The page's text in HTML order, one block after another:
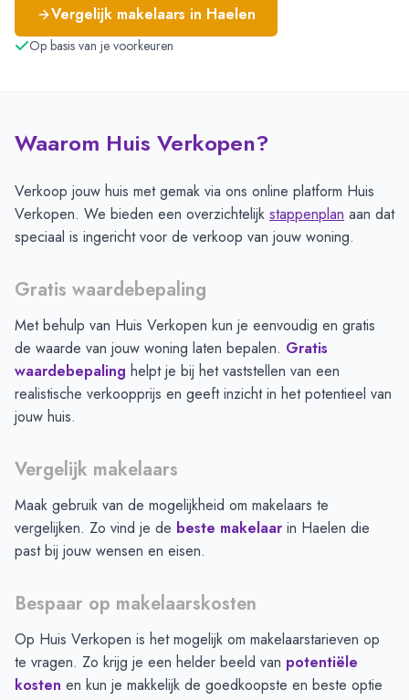
Vergelijk makelaars in Haelen
Op basis van je voorkeuren
Waarom Huis Verkopen?
Verkoop jouw huis met gemak via ons online platform Huis
Verkopen. We bieden een overzichtelijk stappenplan aan dat
speciaal is ingericht voor de verkoop van jouw woning.
Gratis waardebepaling
Met behulp van Huis Verkopen kun je eenvoudig en gratis
de waarde van jouw woning laten bepalen. Gratis
waardebepaling helpt je bij het vaststellen van een
realistische verkoopprijs en geeft inzicht in het potentieel van
jouw huis.
Vergelijk makelaars
Maak gebruik van de mogelijkheid om makelaars te
vergelijken. Zo vind je de beste makelaar in Haelen die
past bij jouw wensen en eisen.
Bespaar op makelaarskosten
Op Huis Verkopen is het mogelijk om makelaarstarieven op
te vragen. Zo krijg je een helder beeld van potentiële
kosten en kun je makkelijk de goedkoopste en beste optie